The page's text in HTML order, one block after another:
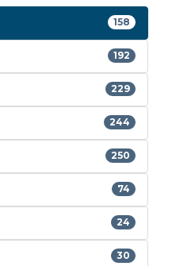
158
192
229
244
250
74
24
30